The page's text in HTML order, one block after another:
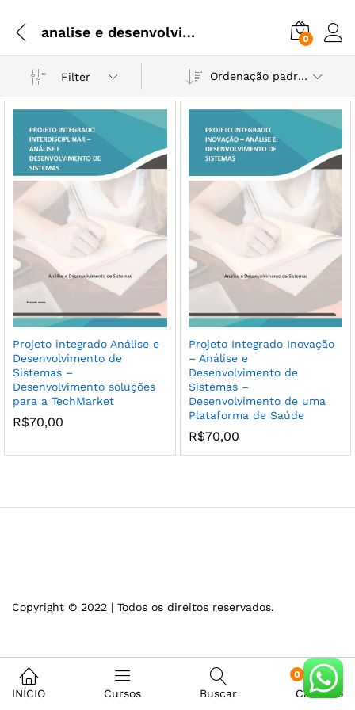
analise e desenvolvimento de sistemas 0
Filter Ordenação padrão
Projeto integrado Análise e
Desenvolvimento de
Sistemas –
Desenvolvimento soluções
para a TechMarket
R$70,00
Projeto Integrado Inovação
– Análise e
Desenvolvimento de
Sistemas –
Desenvolvimento de uma
Plataforma de Saúde
R$70,00
Copyright © 2022 | Todos os direitos reservados.
INÍCIO Cursos Buscar
0
Carrinho